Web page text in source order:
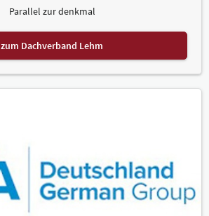
Parallel zur denkmal
zum Dachverband Lehm